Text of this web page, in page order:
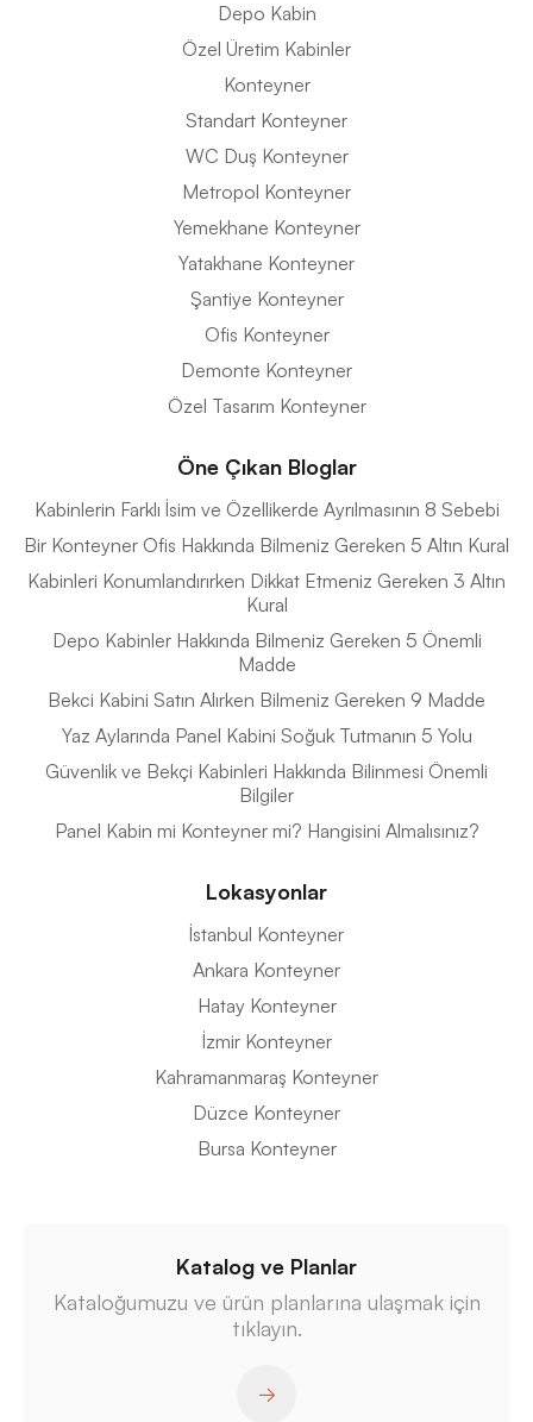
Depo Kabin
Özel Üretim Kabinler
Konteyner
Standart Konteyner
WC Duş Konteyner
Metropol Konteyner
Yemekhane Konteyner
Yatakhane Konteyner
Şantiye Konteyner
Ofis Konteyner
Demonte Konteyner
Özel Tasarım Konteyner
Öne Çıkan Bloglar
Kabinlerin Farklı İsim ve Özellikerde Ayrılmasının 8 Sebebi
Bir Konteyner Ofis Hakkında Bilmeniz Gereken 5 Altın Kural
Kabinleri Konumlandırırken Dikkat Etmeniz Gereken 3 Altın
Kural
Depo Kabinler Hakkında Bilmeniz Gereken 5 Önemli
Madde
Bekci Kabini Satın Alırken Bilmeniz Gereken 9 Madde
Yaz Aylarında Panel Kabini Soğuk Tutmanın 5 Yolu
Güvenlik ve Bekçi Kabinleri Hakkında Bilinmesi Önemli
Bilgiler
Panel Kabin mi Konteyner mi? Hangisini Almalısınız?
Lokasyonlar
İstanbul Konteyner
Ankara Konteyner
Hatay Konteyner
İzmir Konteyner
Kahramanmaraş Konteyner
Düzce Konteyner
Bursa Konteyner
Katalog ve Planlar
Kataloğumuzu ve ürün planlarına ulaşmak için
tıklayın.